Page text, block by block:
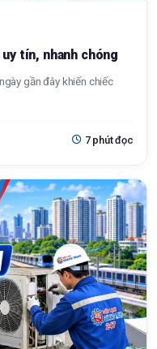
tín, nhanh chóng
gần đây khiến chiếc
7 phút đọc